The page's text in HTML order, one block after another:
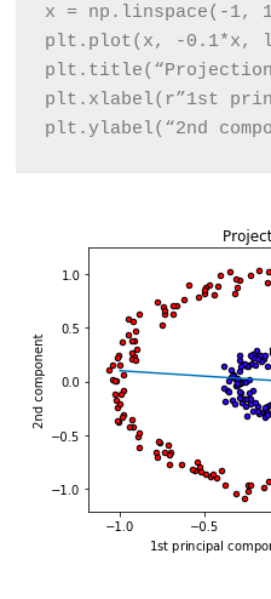
x = np.linspace(-1,
plt.plot(x, -0.1*x,
plt.title(“Projection
plt.xlabel(r”1st
plt.ylabel(“2nd